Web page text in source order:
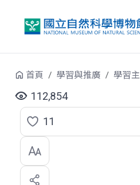
首頁 學習與推廣 學習
112,854
點
選
喜
11